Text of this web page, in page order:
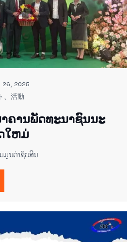
26, 2025
、活動
ຄານ​ພັດ​ທະ​ນາ​ຊົນ​ນະ​
ໃຫມ່
ມູນ​ຄ່າ​ຊັບ​ສິນ